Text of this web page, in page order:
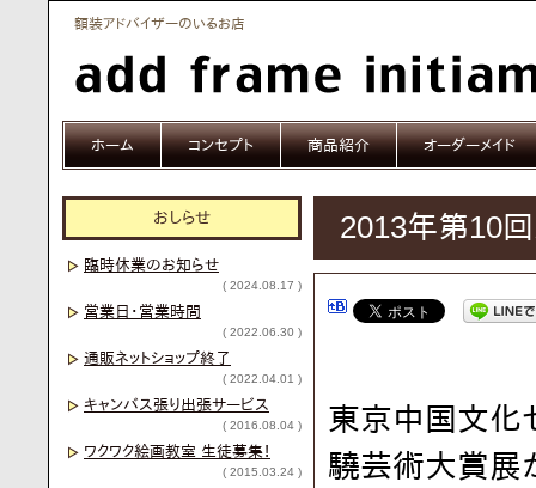
額装アドバイザーのいるお店
ホーム コンセプト 商品紹介 オーダーメイド
2013年第10
東京中国文化
驍芸術大賞展
おしらせ
臨時休業のお知らせ
( 2024.08.17 )
営業日・営業時間
( 2022.06.30 )
通販ネットショップ終了
( 2022.04.01 )
キャンバス張り出張サービス
( 2016.08.04 )
ワクワク絵画教室 生徒募集！
( 2015.03.24 )